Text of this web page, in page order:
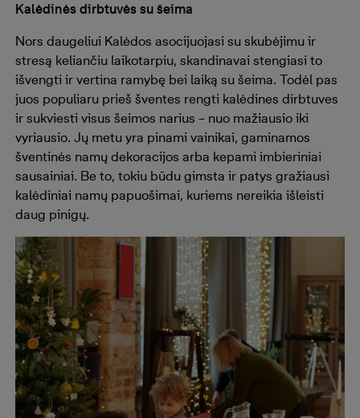
Kalėdinės dirbtuvės su šeima
Nors daugeliui Kalėdos asocijuojasi su skubėjimu ir
stresą keliančiu laikotarpiu, skandinavai stengiasi to
išvengti ir vertina ramybę bei laiką su šeima. Todėl pas
juos populiaru prieš šventes rengti kalėdines dirbtuves
ir sukviesti visus šeimos narius – nuo mažiausio iki
vyriausio. Jų metu yra pinami vainikai, gaminamos
šventinės namų dekoracijos arba kepami imbieriniai
sausainiai. Be to, tokiu būdu gimsta ir patys gražiausi
kalėdiniai namų papuošimai, kuriems nereikia išleisti
daug pinigų.